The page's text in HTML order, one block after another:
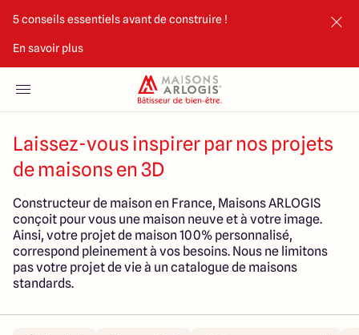
5 conseils essentiels avant de construire !
En savoir plus
Nos annonces
Votre projet
Qui sommes-nous
Laissez-vous inspirer par nos projets
de maisons en 3D
Constructeur de maison en France, Maisons ARLOGIS
conçoit pour vous une maison neuve et à votre image.
Ainsi, votre projet de maison 100% personnalisé,
correspond pleinement à vos besoins. Nous ne limitons
pas votre projet de vie à un catalogue de maisons
standards.